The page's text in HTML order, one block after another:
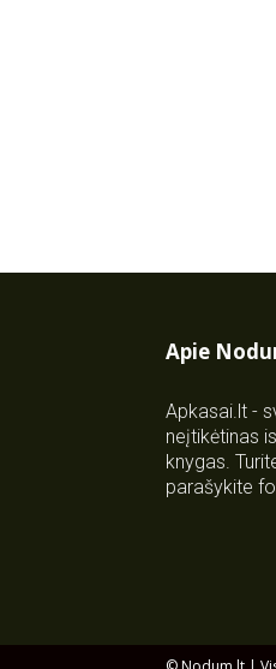
Apie
Apkasai.lt -
neįtikėtinas
knygas.
parašykite